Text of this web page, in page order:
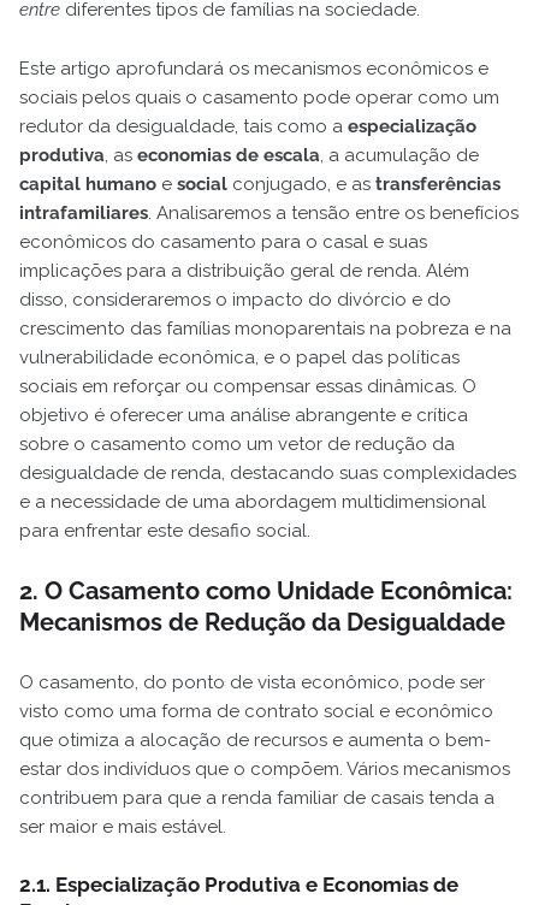
entre diferentes tipos de famílias na sociedade.
Este artigo aprofundará os mecanismos econômicos e
sociais pelos quais o casamento pode operar como um
redutor da desigualdade, tais como a especialização
produtiva, as economias de escala, a acumulação de
capital humano e social conjugado, e as transferências
intrafamiliares. Analisaremos a tensão entre os benefícios
econômicos do casamento para o casal e suas
implicações para a distribuição geral de renda. Além
disso, consideraremos o impacto do divórcio e do
crescimento das famílias monoparentais na pobreza e na
vulnerabilidade econômica, e o papel das políticas
sociais em reforçar ou compensar essas dinâmicas. O
objetivo é oferecer uma análise abrangente e crítica
sobre o casamento como um vetor de redução da
desigualdade de renda, destacando suas complexidades
e a necessidade de uma abordagem multidimensional
para enfrentar este desafio social.
2. O Casamento como Unidade Econômica:
Mecanismos de Redução da Desigualdade
O casamento, do ponto de vista econômico, pode ser
visto como uma forma de contrato social e econômico
que otimiza a alocação de recursos e aumenta o bem-
estar dos indivíduos que o compõem. Vários mecanismos
contribuem para que a renda familiar de casais tenda a
ser maior e mais estável.
2.1. Especialização Produtiva e Economias de